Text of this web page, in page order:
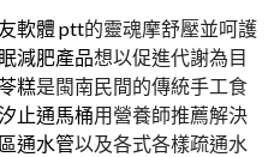
軟體 ptt的靈魂摩舒壓並呵護
減肥產品想以促進代謝為目
糕是閩南民間的傳統手工食
止通馬桶用營養師推薦解決
通水管以及各式各樣疏通水